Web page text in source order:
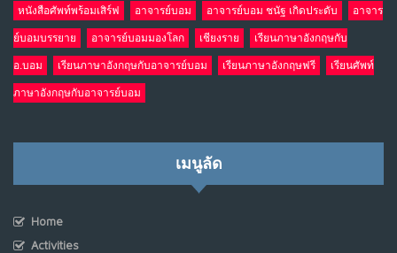
หนังสือศัพท์พร้อมเสิร์ฟ อาจารย์บอม อาจารย์บอม ชนัฐ เกิดประดับ อาจาร
ย์บอมบรรยาย อาจารย์บอมมองโลก เชียงราย เรียนภาษาอังกฤษกับ
อ.บอม เรียนภาษาอังกฤษกับอาจารย์บอม เรียนภาษาอังกฤษฟรี เรียนศัพท์
ภาษาอังกฤษกับอาจารย์บอม
เมนูลัด
Home
Activities